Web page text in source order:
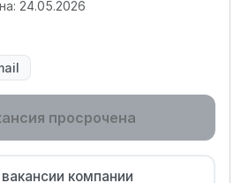
24.05.2026
просрочена
компании